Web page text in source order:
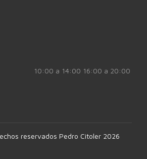
10:00 a 14:00 16:00 a 20:00
reservados Pedro Citoler 2026